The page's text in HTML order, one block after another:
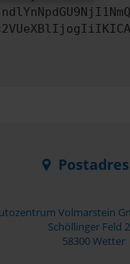
Volmarstein
Schöllinger Feld
58300 Wetter